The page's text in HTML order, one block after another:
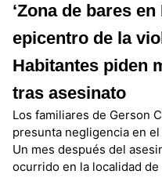
‘Zona de bares
epicentro de la
Habitantes piden
tras asesinato
Los familiares de Gerson
presunta negligencia en
Un mes después del
ocurrido en la localidad